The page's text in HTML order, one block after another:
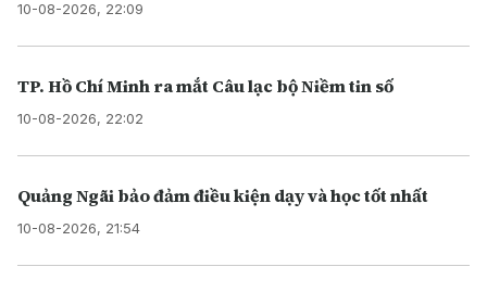
10-08-2026, 22:09
TP. Hồ Chí Minh ra mắt Câu lạc bộ Niềm tin số
10-08-2026, 22:02
Quảng Ngãi bảo đảm điều kiện dạy và học tốt nhất
10-08-2026, 21:54